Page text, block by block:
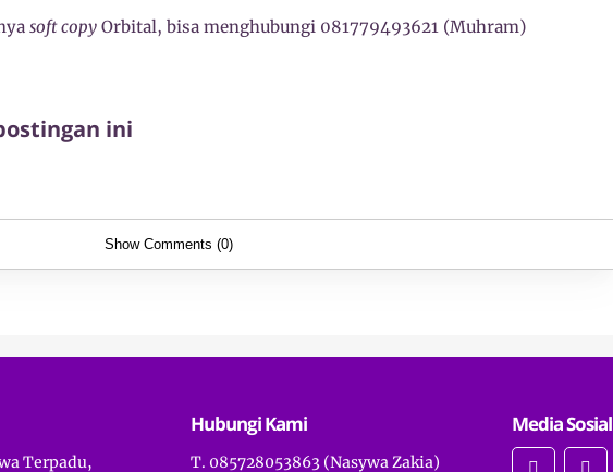
soft copy Orbital, bisa menghubungi 081779493621 (Muhram)
ini
Show Comments (0)
Terpadu,
Hubungi Kami
T. 085728053863 (Nasywa Zakia)
Media Sosial